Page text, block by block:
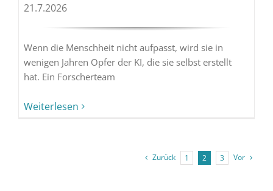
21.7.2026
Wenn die Menschheit nicht aufpasst, wird sie in
wenigen Jahren Opfer der KI, die sie selbst erstellt
hat. Ein Forscherteam
Weiterlesen
Zurück 1 2 3 Vor